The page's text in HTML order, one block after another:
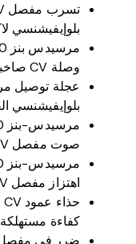
بلوإيفيشنسي
وصلة CV صاخبة
بلوإيفيشنسي
صوت مفصل CV
اهتزاز مفصل CV
كفاءة مستهلكة